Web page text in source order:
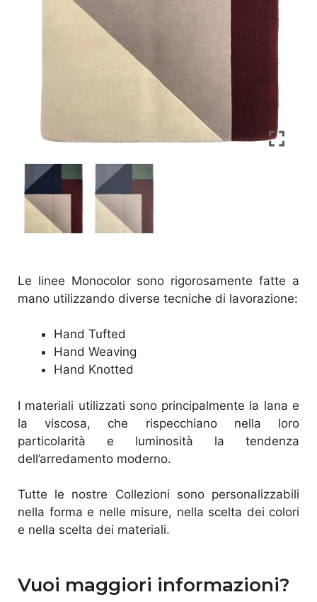
Le linee Monocolor sono rigorosamente fatte a
mano utilizzando diverse tecniche di lavorazione:
Hand Tufted
Hand Weaving
Hand Knotted
I materiali utilizzati sono principalmente la lana e
la viscosa, che rispecchiano nella loro
particolarità e luminosità la tendenza
dell’arredamento moderno.
Tutte le nostre Collezioni sono personalizzabili
nella forma e nelle misure, nella scelta dei colori
e nella scelta dei materiali.
Vuoi maggiori informazioni?